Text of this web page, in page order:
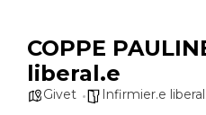
COPPE
liberal.e
Givet Infirmier.e